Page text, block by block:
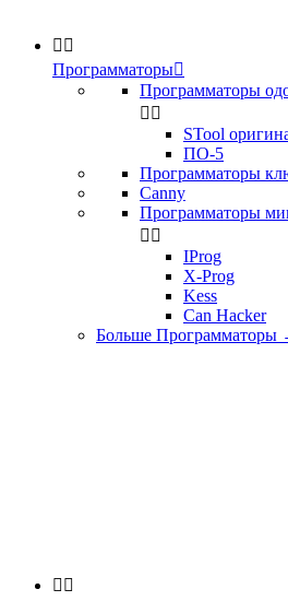
 
Программаторы
Программаторы
 
STool
ПО-5
Программаторы
Canny
Программаторы
 
IProg
X-Prog
Kess
Can Hacker
Больше Программаторы
 